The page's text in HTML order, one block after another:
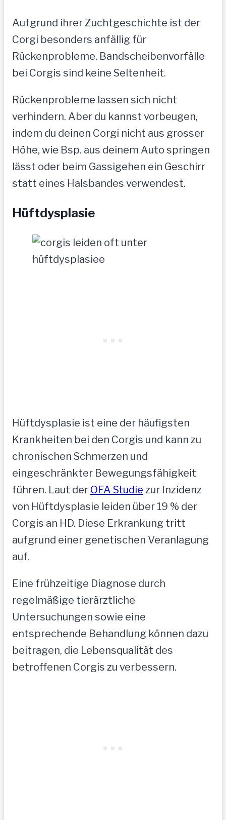
Aufgrund ihrer Zuchtgeschichte ist der
Corgi besonders anfällig für
Rückenprobleme. Bandscheibenvorfälle
bei Corgis sind keine Seltenheit.
Rückenprobleme lassen sich nicht
verhindern. Aber du kannst vorbeugen,
indem du deinen Corgi nicht aus grosser
Höhe, wie Bsp. aus deinem Auto springen
lässt oder beim Gassigehen ein Geschirr
statt eines Halsbandes verwendest.
Hüftdysplasie
Hüftdysplasie ist eine der häufigsten
Krankheiten bei den Corgis und kann zu
chronischen Schmerzen und
eingeschränkter Bewegungsfähigkeit
führen. Laut der OFA Studie zur Inzidenz
von Hüftdysplasie leiden über 19 % der
Corgis an HD. Diese Erkrankung tritt
aufgrund einer genetischen Veranlagung
auf.
Eine frühzeitige Diagnose durch
regelmäßige tierärztliche
Untersuchungen sowie eine
entsprechende Behandlung können dazu
beitragen, die Lebensqualität des
betroffenen Corgis zu verbessern.